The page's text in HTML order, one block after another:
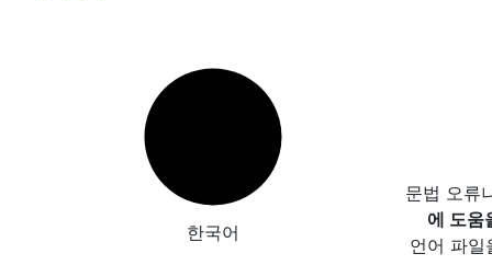
한국어
문법 오류
에 도움
언어 파일